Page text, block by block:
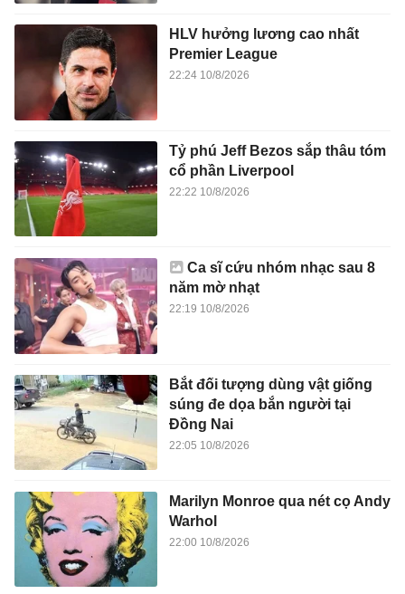
HLV hưởng lương cao nhất
Premier League
22:24 10/8/2026
Tỷ phú Jeff Bezos sắp thâu tóm
cổ phần Liverpool
22:22 10/8/2026
Ca sĩ cứu nhóm nhạc sau 8
năm mờ nhạt
22:19 10/8/2026
Bắt đối tượng dùng vật giống
súng đe dọa bắn người tại
Đồng Nai
22:05 10/8/2026
Marilyn Monroe qua nét cọ Andy
Warhol
22:00 10/8/2026